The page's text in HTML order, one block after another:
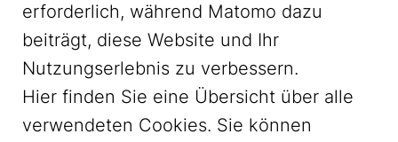
erforderlich, während Matomo dazu
beiträgt, diese Website und Ihr
Nutzungserlebnis zu verbessern.
Hier finden Sie eine Übersicht über alle
verwendeten Cookies. Sie können